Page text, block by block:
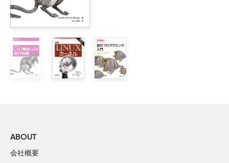
ム
12行目
運動量を計測する機会
が失われ、また逆に運
動量をしよう
p245
左カラ
その要素よりもインデ
ックスが小さい要素の
合計を合計する。
1.2.1　ステップ1. 分析：並行性を持つ部分を見つけ出
1.2.2　ステップ2. 設計と実装：アルゴリズムをスレッ
1.2.4　ステップ4. 性能チューニング：性能ボトルネッ
        1.2.5　スクラッチ開発
    1.3　並列アルゴリズムの背景
        1.4.1　共通する機能
        1.4.2　共有メモリに固有の機能
ABOUT
会社概要